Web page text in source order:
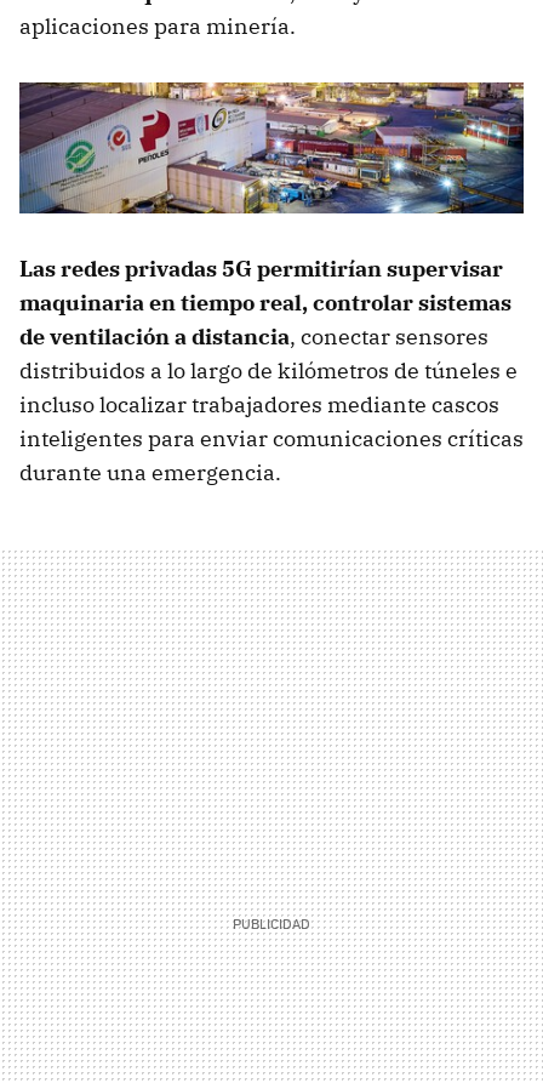
aplicaciones para minería.
Las redes privadas 5G permitirían supervisar
maquinaria en tiempo real, controlar sistemas
de ventilación a distancia, conectar sensores
distribuidos a lo largo de kilómetros de túneles e
incluso localizar trabajadores mediante cascos
inteligentes para enviar comunicaciones críticas
durante una emergencia.